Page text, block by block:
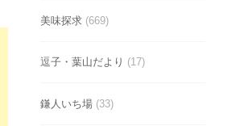
美味探求(669)
逗子・葉山だより (17)
鎌人いち場(33)